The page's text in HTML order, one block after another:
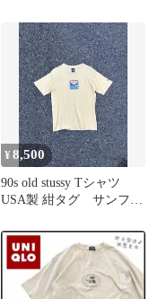
¥8,500
90s old stussy Tシャツ
USA製 紺タグ サンフェ